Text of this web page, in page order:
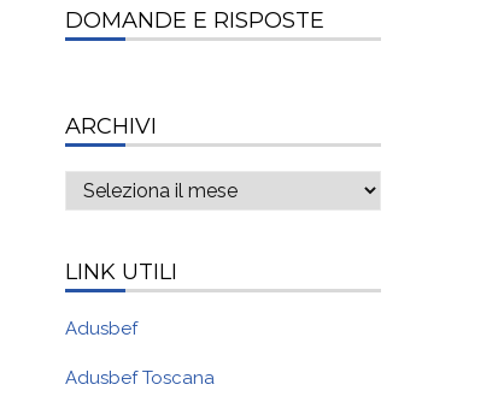
DOMANDE E RISPOSTE
ARCHIVI
Archivi
LINK UTILI
Adusbef
Adusbef Toscana